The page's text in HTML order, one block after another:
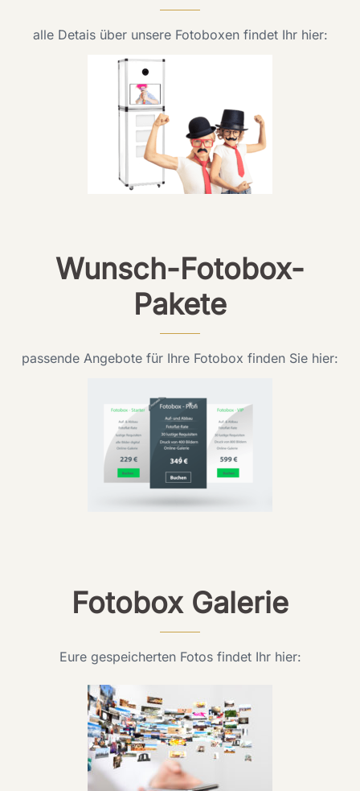
alle Detais über unsere Fotoboxen findet Ihr hier:
Wunsch-Fotobox-
Pakete
passende Angebote für Ihre Fotobox finden Sie hier:
Fotobox Galerie
Eure gespeicherten Fotos findet Ihr hier: